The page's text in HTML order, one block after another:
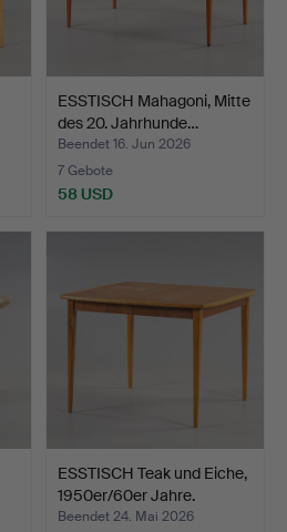
ESSTISCH Mahagoni, Mitte
des 20. Jahrhunde…
Beendet 16. Jun 2026
7 Gebote
58 USD
ESSTISCH Teak und Eiche,
1950er/60er Jahre.
Beendet 24. Mai 2026